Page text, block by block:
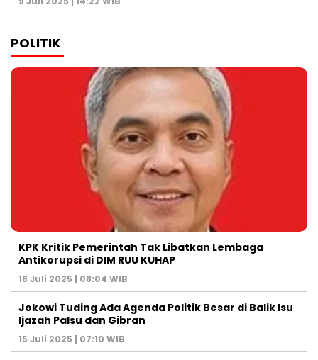
POLITIK
KPK Kritik Pemerintah Tak Libatkan Lembaga
Antikorupsi di DIM RUU KUHAP
18 Juli 2025 | 08:04 WIB
Jokowi Tuding Ada Agenda Politik Besar di Balik Isu
Ijazah Palsu dan Gibran
15 Juli 2025 | 07:10 WIB